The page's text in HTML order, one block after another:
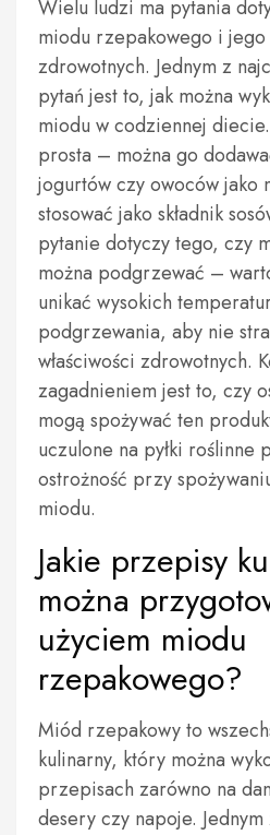
Wielu ludzi ma pytania
miodu rzepakowego i jego
zdrowotnych. Jednym z
pytań jest to, jak można
miodu w codziennej
prosta – można go
jogurtów czy owoców jako
stosować jako składnik
pytanie dotyczy tego, czy
można podgrzewać –
unikać wysokich
podgrzewania, aby nie
właściwości zdrowotnych.
zagadnieniem jest to, czy
mogą spożywać ten
uczulone na pyłki roślinne
ostrożność przy
miodu.
Jakie przepisy
można
użyciem miodu
rzepakowego?
Miód rzepakowy to
kulinarny, który można
przepisach zarówno na
desery czy napoje.